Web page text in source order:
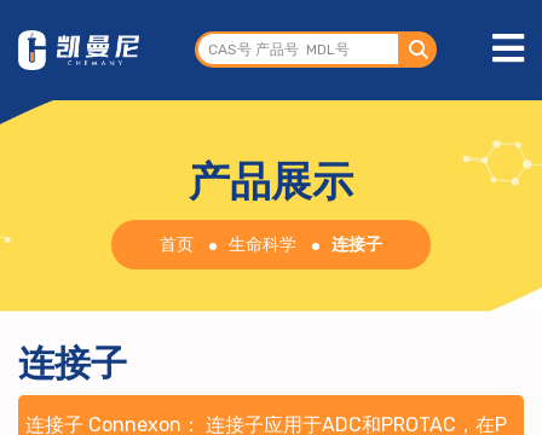
产品展示
首页 生命科学 连接子
连接子
连接子 Connexon： 连接子应用于ADC和PROTAC，在P